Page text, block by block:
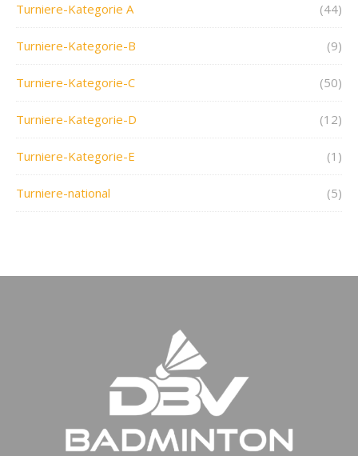
Turniere-Kategorie A (44)
Turniere-Kategorie-B (9)
Turniere-Kategorie-C (50)
Turniere-Kategorie-D (12)
Turniere-Kategorie-E (1)
Turniere-national (5)